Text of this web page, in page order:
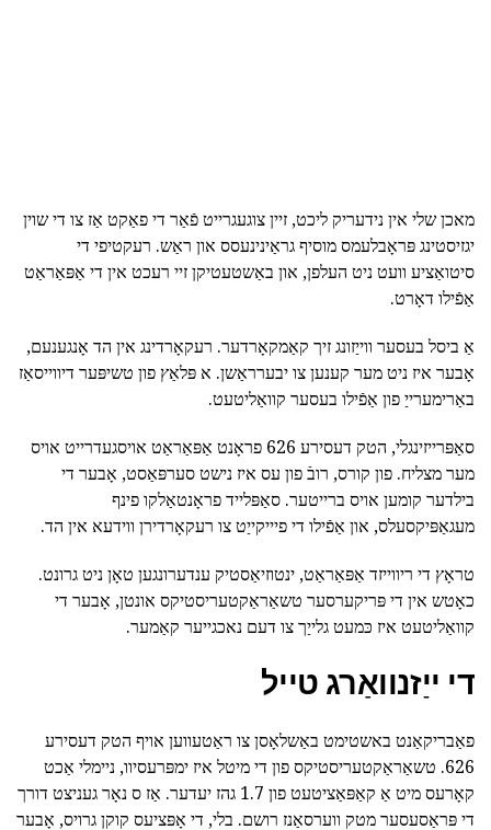
מאכן שלי אין נידעריק ליכט, זיין צוגעגרייט פֿאַר די פאַקט אַז צו די שוין
יגזיסטינג פּראָבלעמס מוסיף גראַינינעסס און ראַש. רעקטיפי די
סיטואַציע וועט ניט העלפן, און באַשטעטיקן זיי רעכט אין די אַפּאַראַט
אַפֿילו דאָרט.
אַ ביסל בעסער ווייַזונג זיך קאַמקאָרדער. רעקאָרדינג אין הד אָנגענעם,
אָבער איז ניט מער קענען צו יבערראַשן. א פּלאַץ פון טשיפּער דיווייסאַז
באַרימערייַ פון אַפֿילו בעסער קוואַליטעט.
סאַפּרייזינגלי, הטק דעסירע 626 פראָנט אַפּאַראַט אויסגעדרייט אויס
מער מצליח. פון קורס, רובֿ פון עס איז נישט סערפּאַסט, אָבער די
בילדער קומען אויס ברייטער. סאַפּלייד פראָנטאַלקו פינף
מעגאַפּיקסעלס, און אַפֿילו די פיייקייַט צו רעקאָרדירן ווידעא אין הד.
טראָץ די ריווייזד אַפּאַראַט, ינטוזיאַסטיק ענדערונגען טאָן ניט גרונט.
כאָטש אין די פּריקערסער טשאַראַקטעריסטיקס אונטן, אָבער די
קוואַליטעט איז כּמעט גלייַך צו דעם נאכגייער קאַמער.
די ייַזנוואַרג טייל
פאַבריקאַנט באשטימט באַשלאָסן צו ראַטעווען אויף הטק דעסירע
626. טשאַראַקטעריסטיקס פון די מיטל איז ימפּרעסיוו, ניימלי אַכט
קאָרעס מיט אַ קאַפּאַציטעט פון 1.7 גהז יעדער. אַז ס נאָר געניצט דורך
די פּראַסעסער מטק ווערסאַנז רושם. בלי, די אָפּציעס קוקן גרויס, אָבער